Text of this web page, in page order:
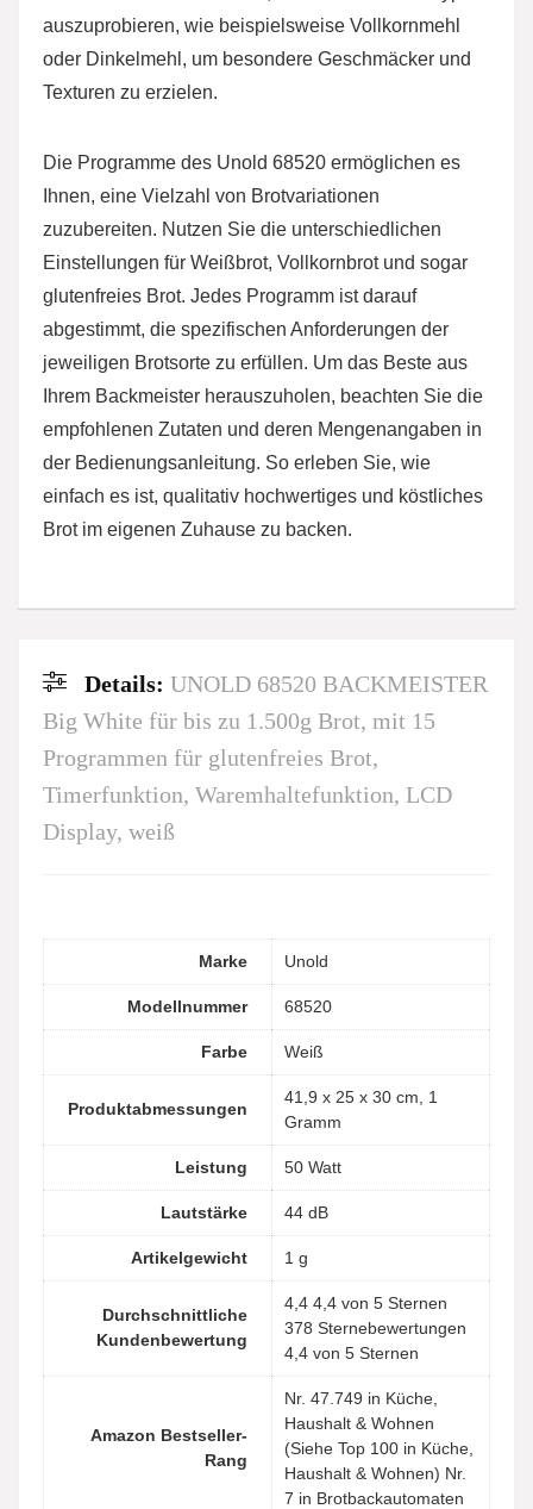
auszuprobieren, wie beispielsweise Vollkornmehl
oder Dinkelmehl, um besondere Geschmäcker und
Texturen zu erzielen.
Die Programme des Unold 68520 ermöglichen es
Ihnen, eine Vielzahl von Brotvariationen
zuzubereiten. Nutzen Sie die unterschiedlichen
Einstellungen für Weißbrot, Vollkornbrot und sogar
glutenfreies Brot. Jedes Programm ist darauf
abgestimmt, die spezifischen Anforderungen der
jeweiligen Brotsorte zu erfüllen. Um das Beste aus
Ihrem Backmeister herauszuholen, beachten Sie die
empfohlenen Zutaten und deren Mengenangaben in
der Bedienungsanleitung. So erleben Sie, wie
einfach es ist, qualitativ hochwertiges und köstliches
Brot im eigenen Zuhause zu backen.
Details: UNOLD 68520 BACKMEISTER
Big White für bis zu 1.500g Brot, mit 15
Programmen für glutenfreies Brot,
Timerfunktion, Waremhaltefunktion, LCD
Display, weiß
Marke ‎Unold
Modellnummer ‎68520
Farbe ‎Weiß
Produktabmessungen
‎41,9 x 25 x 30 cm, 1
Gramm
Leistung ‎50 Watt
Lautstärke ‎44 dB
Artikelgewicht ‎1 g
Durchschnittliche
Kundenbewertung
4,4 4,4 von 5 Sternen
378 Sternebewertungen
4,4 von 5 Sternen
Amazon Bestseller-
Rang
Nr. 47.749 in Küche,
Haushalt & Wohnen
(Siehe Top 100 in Küche,
Haushalt & Wohnen) Nr.
7 in Brotbackautomaten